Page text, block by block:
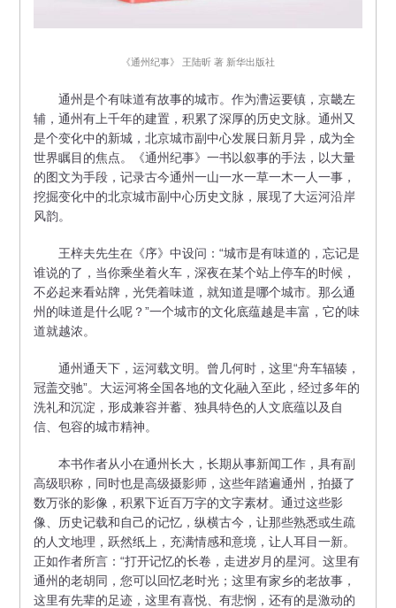
​《通州纪事》 王陆昕 著 新华出版社
通州是个有味道有故事的城市。作为漕运要镇，京畿左
辅，通州有上千年的建置，积累了深厚的历史文脉。通州又
是个变化中的新城，北京城市副中心发展日新月异，成为全
世界瞩目的焦点。《通州纪事》一书以叙事的手法，以大量
的图文为手段，记录古今通州一山一水一草一木一人一事，
挖掘变化中的北京城市副中心历史文脉，展现了大运河沿岸
风韵。
王梓夫先生在《序》中设问：“城市是有味道的，忘记是
谁说的了，当你乘坐着火车，深夜在某个站上停车的时候，
不必起来看站牌，光凭着味道，就知道是哪个城市。那么通
州的味道是什么呢？”一个城市的文化底蕴越是丰富，它的味
道就越浓。
通州通天下，运河载文明。曾几何时，这里“舟车辐辏，
冠盖交驰”。大运河将全国各地的文化融入至此，经过多年的
洗礼和沉淀，形成兼容并蓄、独具特色的人文底蕴以及自
信、包容的城市精神。
本书作者从小在通州长大，长期从事新闻工作，具有副
高级职称，同时也是高级摄影师，这些年踏遍通州，拍摄了
数万张的影像，积累下近百万字的文字素材。通过这些影
像、历史记载和自己的记忆，纵横古今，让那些熟悉或生疏
的人文地理，跃然纸上，充满情感和意境，让人耳目一新。
正如作者所言：“打开记忆的长卷，走进岁月的星河。这里有
通州的老胡同，您可以回忆老时光；这里有家乡的老故事，
这里有先辈的足迹，这里有喜悦、有悲悯，还有的是激动的